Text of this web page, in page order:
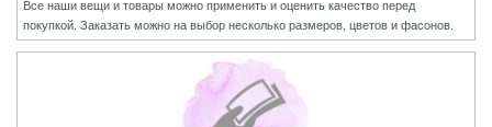
Все наши вещи и товары можно применить и оценить качество перед
покупкой. Заказать можно на выбор несколько размеров, цветов и фасонов.